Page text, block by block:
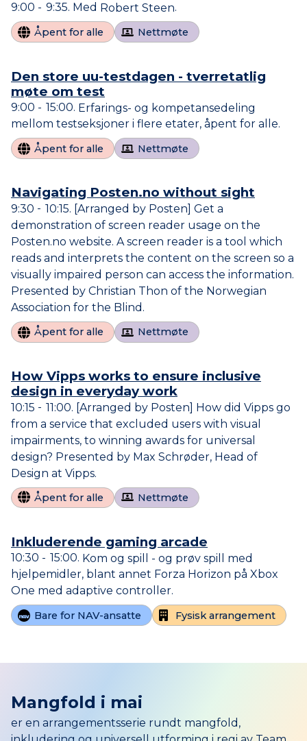
9:00
til
9:35 Robert Steen
Åpent for alle Nettmøte
Den store uu-testdagen - tverretatlig
møte om test
9:00
til
15:00 Erfarings- og kompetansedeling
mellom testseksjoner i flere etater, åpent for alle.
Åpent for alle Nettmøte
Navigating Posten.no without sight
9:30
til
10:15 [Arranged by Posten] Get a
demonstration of screen reader usage on the
Posten.no website. A screen reader is a tool which
reads and interprets the content on the screen so a
visually impaired person can access the information.
Presented by Christian Thon of the Norwegian
Association for the Blind.
Åpent for alle Nettmøte
How Vipps works to ensure inclusive
design in everyday work
10:15
til
11:00 [Arranged by Posten] How did Vipps go
from a service that excluded users with visual
impairments, to winning awards for universal
design? Presented by Max Schrøder, Head of
Design at Vipps.
Åpent for alle Nettmøte
Inkluderende gaming arcade
10:30
til
15:00 Kom og spill - og prøv spill med
hjelpemidler, blant annet Forza Horizon på Xbox
One med adaptive controller.
Bare for NAV-ansatte Fysisk arrangement
Mangfold i mai
er en arrangementsserie rundt mangfold,